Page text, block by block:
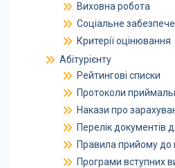
Виховна робота
Соціальне
Критерії оцінювання
Абітурієнту
Рейтингові списки
Протоколи
Накази про
Перелік документів
Правила прийому до
Програми вступних